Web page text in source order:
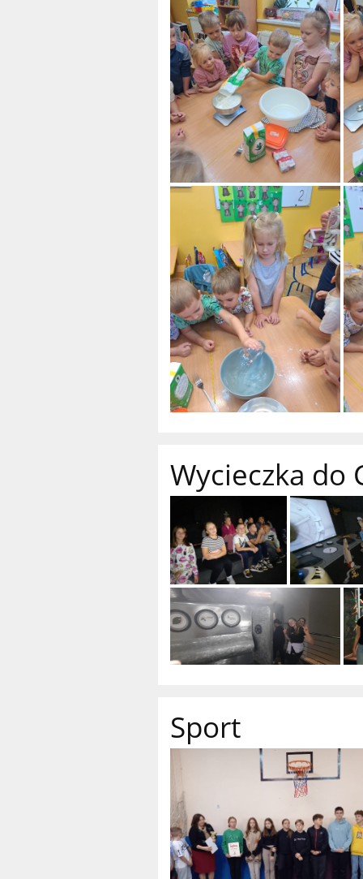
Wycieczka do
Sport